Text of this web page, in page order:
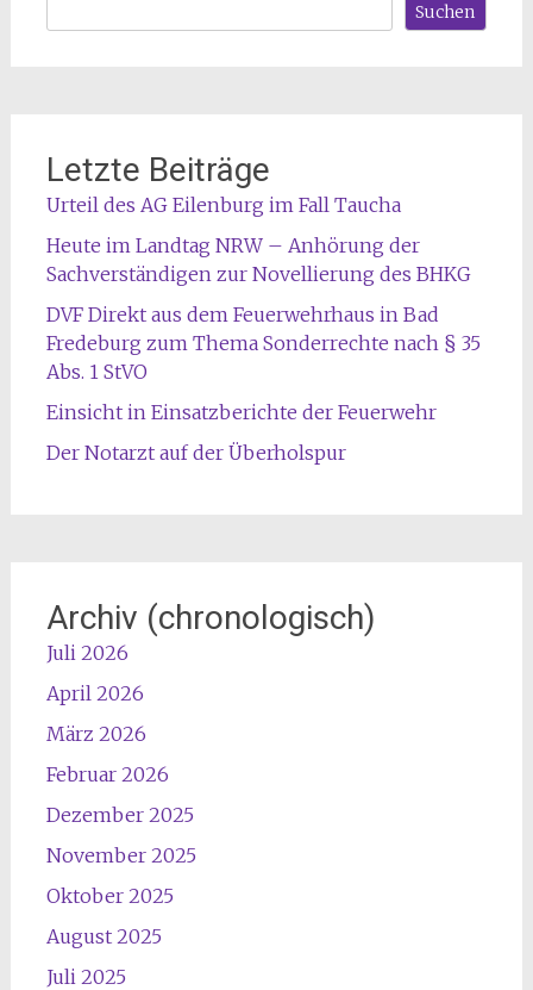
Suchen
Letzte Beiträge
Urteil des AG Eilenburg im Fall Taucha
Heute im Landtag NRW – Anhörung der
Sachverständigen zur Novellierung des BHKG
DVF Direkt aus dem Feuerwehrhaus in Bad
Fredeburg zum Thema Sonderrechte nach § 35
Abs. 1 StVO
Einsicht in Einsatzberichte der Feuerwehr
Der Notarzt auf der Überholspur
Archiv (chronologisch)
Juli 2026
April 2026
März 2026
Februar 2026
Dezember 2025
November 2025
Oktober 2025
August 2025
Juli 2025